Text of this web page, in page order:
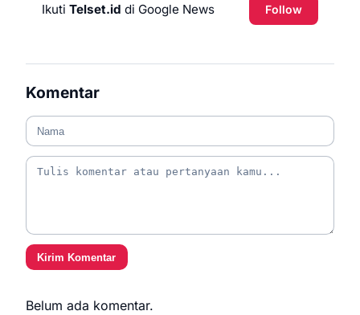
Ikuti Telset.id di Google News Follow
Komentar
Kirim Komentar
Belum ada komentar.